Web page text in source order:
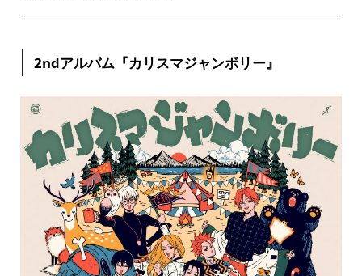
2ndアルバム『カリスマジャンボリー』